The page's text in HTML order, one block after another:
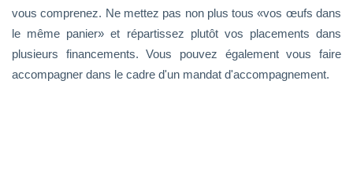
vous comprenez. Ne mettez pas non plus tous «vos œufs dans
le même panier» et répartissez plutôt vos placements dans
plusieurs financements. Vous pouvez également vous faire
accompagner dans le cadre d'un mandat d'accompagnement.